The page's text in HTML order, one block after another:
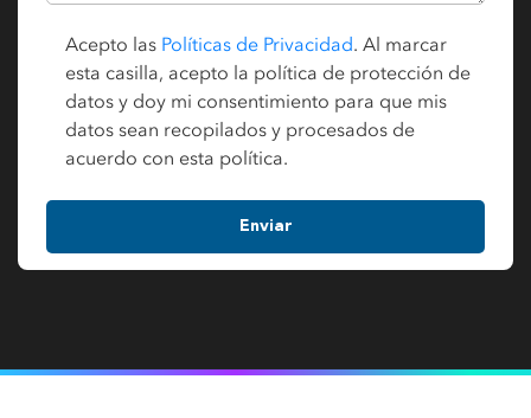
Acepto las Políticas de Privacidad. Al marcar
esta casilla, acepto la política de protección de
datos y doy mi consentimiento para que mis
datos sean recopilados y procesados de
acuerdo con esta política.